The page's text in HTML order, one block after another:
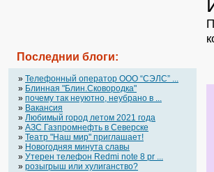
Последнии блоги:
» Телефонный оператор OOO “СЭЛС” ...
» Блинная "Блин.Сковородка"
» почему так неуютно, неубрано в ...
» Вакансия
» Любимый город летом 2021 года
» АЗС Газпромнефть в Северске
» Театр "Наш мир" приглашает!
» Новогодняя минута славы
» Утерен телефон Redmi note 8 pr ...
» розыгрыш или хулиганство?